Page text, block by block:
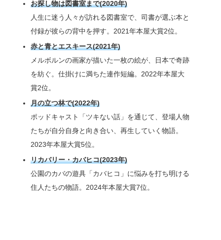
お探し物は図書室まで(2020年)
人生に迷う人々が訪れる図書室で、司書が選ぶ本と
付録が彼らの背中を押す。2021年本屋大賞2位。
赤と青とエスキース(2021年)
メルボルンの画家が描いた一枚の絵が、日本で奇跡
を紡ぐ。仕掛けに満ちた連作短編。2022年本屋大
賞2位。
月の立つ林で(2022年)
ポッドキャスト「ツキない話」を通じて、登場人物
たちが自分自身と向き合い、再生していく物語。
2023年本屋大賞5位。
リカバリー・カバヒコ(2023年)
公園のカバの遊具「カバヒコ」に悩みを打ち明ける
住人たちの物語。2024年本屋大賞7位。